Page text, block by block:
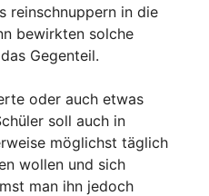
reinschnuppern in die
bewirkten solche
Gegenteil.
oder auch etwas
soll auch in
möglichst täglich
wollen und sich
man ihn jedoch